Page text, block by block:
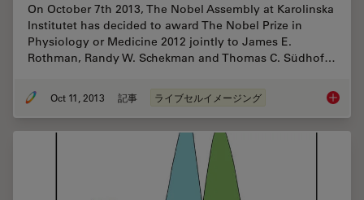
On October 7th 2013, The Nobel Assembly at Karolinska
Institutet has decided to award The Nobel Prize in
Physiology or Medicine 2012 jointly to James E.
Rothman, Randy W. Schekman and Thomas C. Südhof…
Oct 11, 2013 記事 ライブセルイメージング Nobel